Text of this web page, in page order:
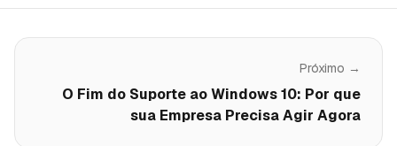
Próximo →
O Fim do Suporte ao Windows 10: Por que
sua Empresa Precisa Agir Agora